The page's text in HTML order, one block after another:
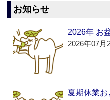
お知らせ
2026年 お
2026年07月
夏期休業